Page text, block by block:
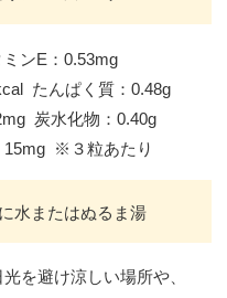
ンE：0.53mg
たんぱく質：0.48g
炭水化物：0.40g
15mg ※３粒あたり
水またはぬるま湯
を避け涼しい場所や、